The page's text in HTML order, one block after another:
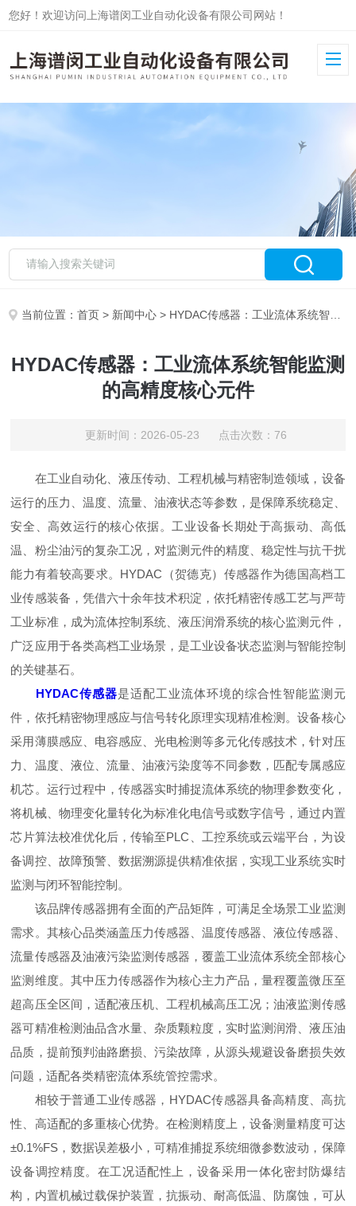
您好！欢迎访问上海谱闵工业自动化设备有限公司网站！
当前位置：首页 > 新闻中心 > HYDAC传感器：工业流体系统智能监测的高精度核心元件
HYDAC传感器：工业流体系统智能监测
的高精度核心元件
更新时间：2026-05-23 点击次数：76
在工业自动化、液压传动、工程机械与精密制造领域，设备
运行的压力、温度、流量、油液状态等参数，是保障系统稳定、
安全、高效运行的核心依据。工业设备长期处于高振动、高低
温、粉尘油污的复杂工况，对监测元件的精度、稳定性与抗干扰
能力有着较高要求。HYDAC（贺德克）传感器作为德国高档工
业传感装备，凭借六十余年技术积淀，依托精密传感工艺与严苛
工业标准，成为流体控制系统、液压润滑系统的核心监测元件，
广泛应用于各类高档工业场景，是工业设备状态监测与智能控制
的关键基石。
HYDAC传感器是适配工业流体环境的综合性智能监测元
件，依托精密物理感应与信号转化原理实现精准检测。设备核心
采用薄膜感应、电容感应、光电检测等多元化传感技术，针对压
力、温度、液位、流量、油液污染度等不同参数，匹配专属感应
机芯。运行过程中，传感器实时捕捉流体系统的物理参数变化，
将机械、物理变化量转化为标准化电信号或数字信号，通过内置
芯片算法校准优化后，传输至PLC、工控系统或云端平台，为设
备调控、故障预警、数据溯源提供精准依据，实现工业系统实时
监测与闭环智能控制。
该品牌传感器拥有全面的产品矩阵，可满足全场景工业监测
需求。其核心品类涵盖压力传感器、温度传感器、液位传感器、
流量传感器及油液污染监测传感器，覆盖工业流体系统全部核心
监测维度。其中压力传感器作为核心主力产品，量程覆盖微压至
超高压全区间，适配液压机、工程机械高压工况；油液监测传感
器可精准检测油品含水量、杂质颗粒度，实时监测润滑、液压油
品质，提前预判油路磨损、污染故障，从源头规避设备磨损失效
问题，适配各类精密流体系统管控需求。
相较于普通工业传感器，HYDAC传感器具备高精度、高抗
性、高适配的多重核心优势。在检测精度上，设备测量精度可达
±0.1%FS，数据误差极小，可精准捕捉系统细微参数波动，保障
设备调控精度。在工况适配性上，设备采用一体化密封防爆结
构，内置机械过载保护装置，抗振动、耐高低温、防腐蚀，可从